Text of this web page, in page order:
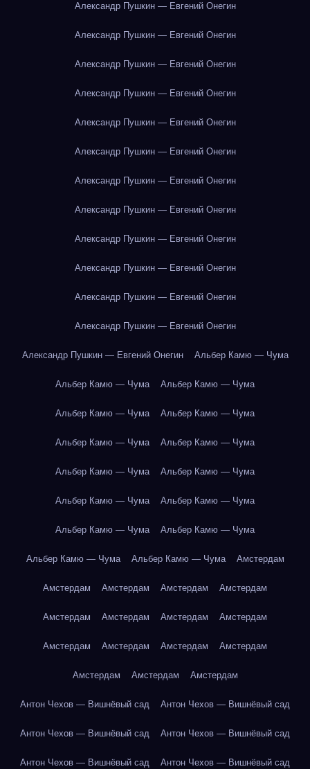
Александр Пушкин — Евгений Онегин
Александр Пушкин — Евгений Онегин
Александр Пушкин — Евгений Онегин
Александр Пушкин — Евгений Онегин
Александр Пушкин — Евгений Онегин
Александр Пушкин — Евгений Онегин
Александр Пушкин — Евгений Онегин
Александр Пушкин — Евгений Онегин
Александр Пушкин — Евгений Онегин
Александр Пушкин — Евгений Онегин
Александр Пушкин — Евгений Онегин
Александр Пушкин — Евгений Онегин
Александр Пушкин — Евгений Онегин Альбер Камю — Чума
Альбер Камю — Чума Альбер Камю — Чума
Альбер Камю — Чума Альбер Камю — Чума
Альбер Камю — Чума Альбер Камю — Чума
Альбер Камю — Чума Альбер Камю — Чума
Альбер Камю — Чума Альбер Камю — Чума
Альбер Камю — Чума Альбер Камю — Чума
Альбер Камю — Чума Альбер Камю — Чума Амстердам
Амстердам Амстердам Амстердам Амстердам
Амстердам Амстердам Амстердам Амстердам
Амстердам Амстердам Амстердам Амстердам
Амстердам Амстердам Амстердам
Антон Чехов — Вишнёвый сад Антон Чехов — Вишнёвый сад
Антон Чехов — Вишнёвый сад Антон Чехов — Вишнёвый сад
Антон Чехов — Вишнёвый сад Антон Чехов — Вишнёвый сад